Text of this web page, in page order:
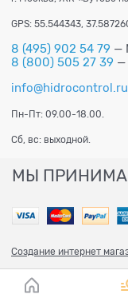
GPS: 55.544343,
8 (495) 902 54 79 —
8 (800) 505 27 39 —
info@hidrocontrol.ru
Пн-Пт: 09.00-18.00.
Сб, вс: выходной.
МЫ
Создание интернет